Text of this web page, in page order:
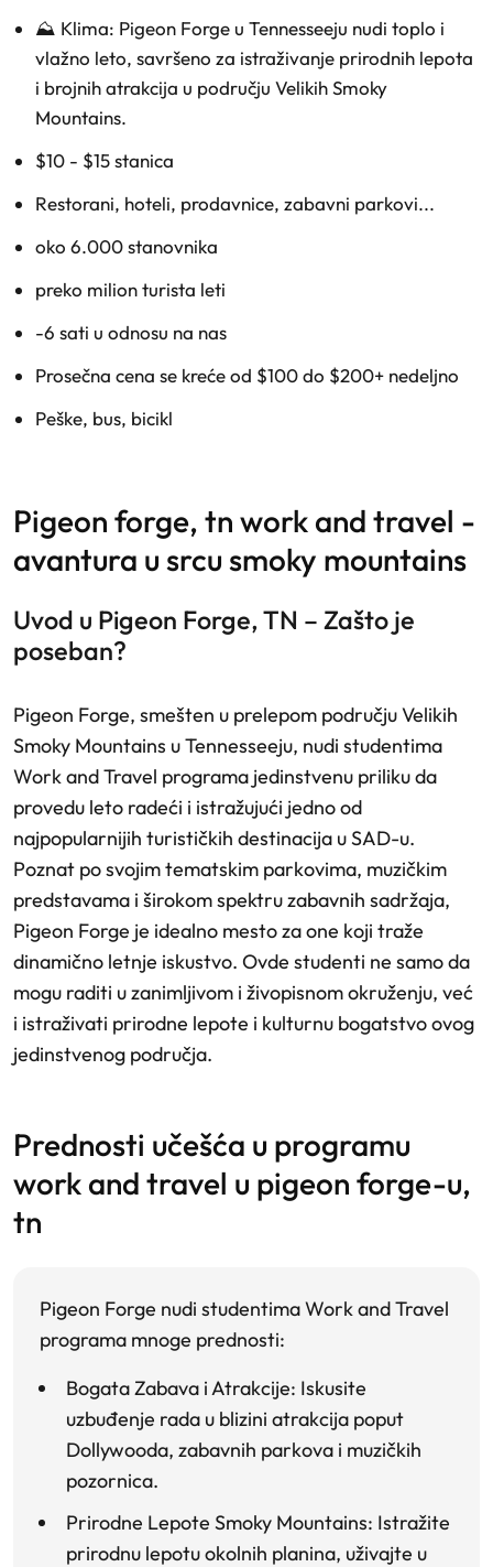
⛰️ Klima: Pigeon Forge u Tennesseeju nudi toplo i
vlažno leto, savršeno za istraživanje prirodnih lepota
i brojnih atrakcija u području Velikih Smoky
Mountains.
$10 - $15 stanica
Restorani, hoteli, prodavnice, zabavni parkovi...
oko 6.000 stanovnika
preko milion turista leti
-6 sati u odnosu na nas
Prosečna cena se kreće od $100 do $200+ nedeljno
Peške, bus, bicikl
pigeon forge, tn work and travel -
avantura u srcu smoky mountains
Uvod u Pigeon Forge, TN – Zašto je
poseban?
Pigeon Forge, smešten u prelepom području Velikih
Smoky Mountains u Tennesseeju, nudi studentima
Work and Travel programa jedinstvenu priliku da
provedu leto radeći i istražujući jedno od
najpopularnijih turističkih destinacija u SAD-u.
Poznat po svojim tematskim parkovima, muzičkim
predstavama i širokom spektru zabavnih sadržaja,
Pigeon Forge je idealno mesto za one koji traže
dinamično letnje iskustvo. Ovde studenti ne samo da
mogu raditi u zanimljivom i živopisnom okruženju, već
i istraživati prirodne lepote i kulturnu bogatstvo ovog
jedinstvenog područja.
prednosti učešća u programu
work and travel u pigeon forge-u,
tn
Pigeon Forge nudi studentima Work and Travel
programa mnoge prednosti:
Bogata Zabava i Atrakcije: Iskusite
uzbuđenje rada u blizini atrakcija poput
Dollywooda, zabavnih parkova i muzičkih
pozornica.
Prirodne Lepote Smoky Mountains: Istražite
prirodnu lepotu okolnih planina, uživajte u